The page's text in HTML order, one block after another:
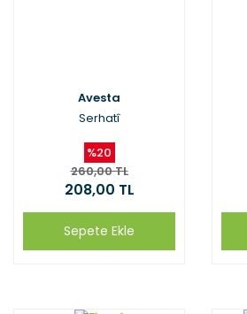
Avesta
Serhatî
%20
260,00 TL
208,00 TL
Sepete Ekle